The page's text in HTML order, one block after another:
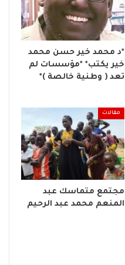
*د محمد خير حسن محمد
خير يكتب* *مؤسسات لم
تعد ( وطنية خالصة )*
مقالات
مجتمع متماسك عبد
المنعم محمد عبد الرحيم